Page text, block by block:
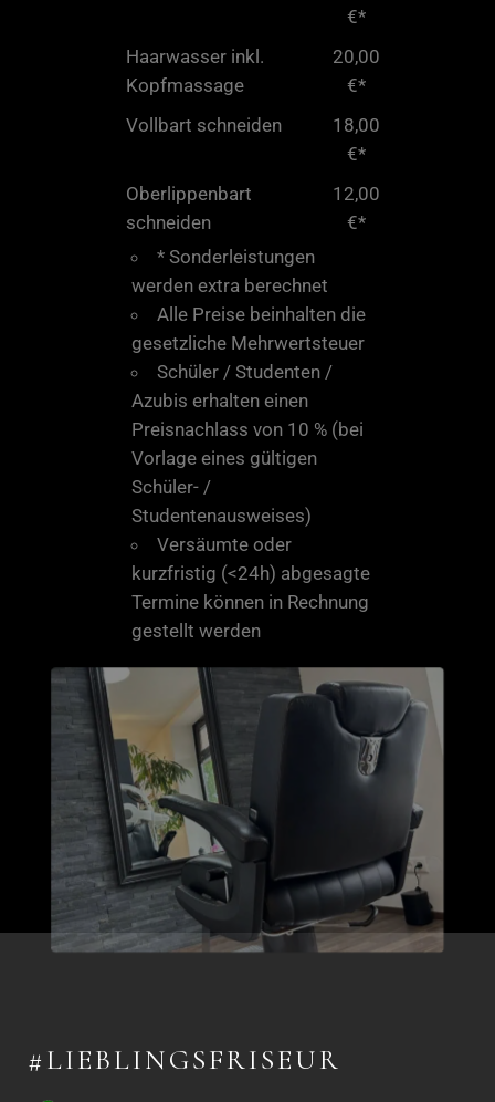
€*
Haarwasser inkl.
Kopfmassage
20,00
€*
Vollbart schneiden
18,00
€*
Oberlippenbart
schneiden
12,00
€*
* Sonderleistungen
werden extra berechnet
Alle Preise beinhalten die
gesetzliche Mehrwertsteuer
Schüler / Studenten /
Azubis erhalten einen
Preisnachlass von 10 % (bei
Vorlage eines gültigen
Schüler- /
Studentenausweises)
Versäumte oder
kurzfristig (<24h) abgesagte
Termine können in Rechnung
gestellt werden
#LIEBLINGSFRISEUR